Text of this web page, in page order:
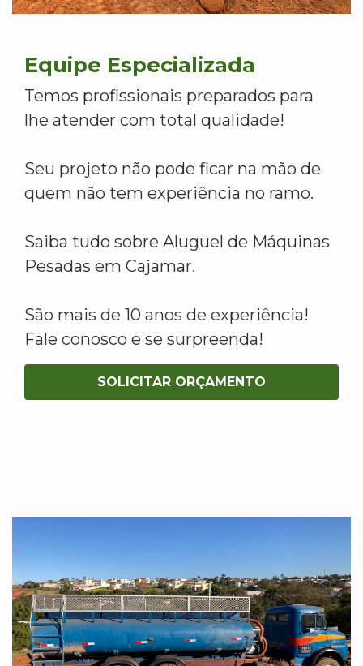
Equipe Especializada
Temos profissionais preparados para
lhe atender com total qualidade!
Seu projeto não pode ficar na mão de
quem não tem experiência no ramo.
Saiba tudo sobre Aluguel de Máquinas
Pesadas em Cajamar.
São mais de 10 anos de experiência!
Fale conosco e se surpreenda!
SOLICITAR ORÇAMENTO